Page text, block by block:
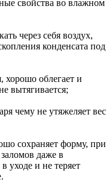
свойства во влажном
через себя воздух,
конденсата под
хорошо облегает и
вытягивается;
чему не утяжеляет вес
сохраняет форму, при
даже в
уходе и не теряет